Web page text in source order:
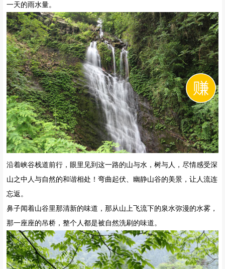
如果碰上头一天下了雨，第二天还能看到瀑布，瀑布的大小取决于前
一天的雨水量。